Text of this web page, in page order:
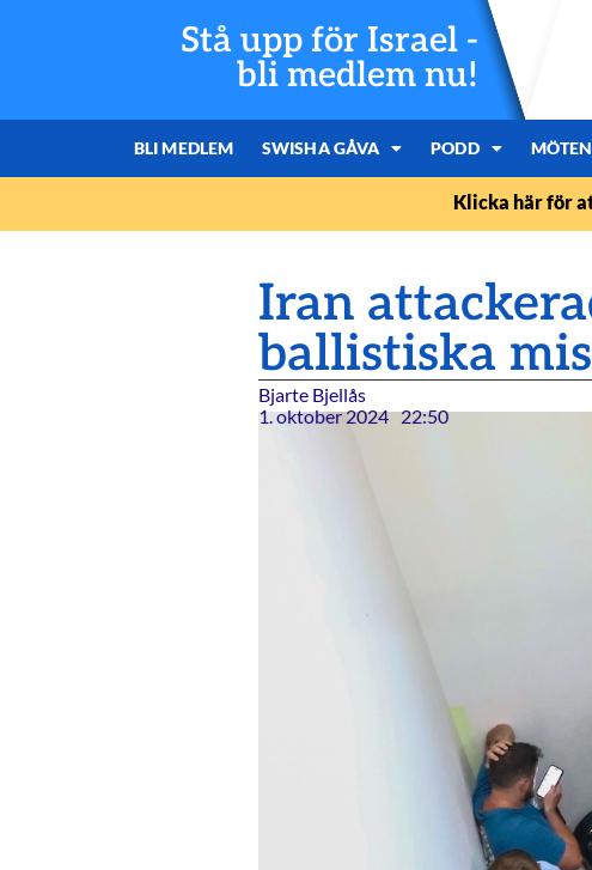
Stå upp för Israel -
bli medlem nu!
BLI MEDLEM SWISHA GÅVA PODD MÖTEN
Klicka här för
Iran
ballistiska
Bjarte Bjellås
1. oktober 2024 22:50